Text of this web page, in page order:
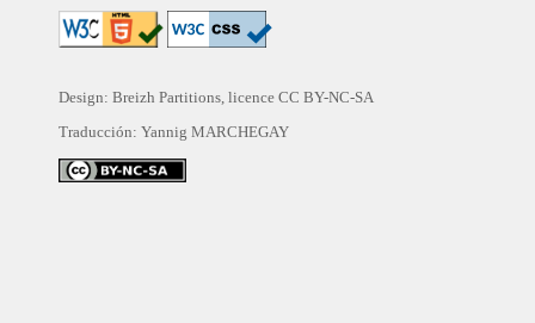
Design: Breizh Partitions, licence CC BY-NC-SA
Traducción: Yannig MARCHEGAY